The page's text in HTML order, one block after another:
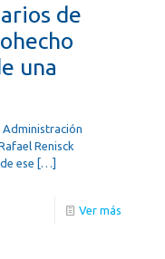
de
una
Administración
Renisck
ese […]
Ver más